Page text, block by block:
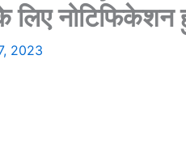
लिए नोटिफिकेशन
2023